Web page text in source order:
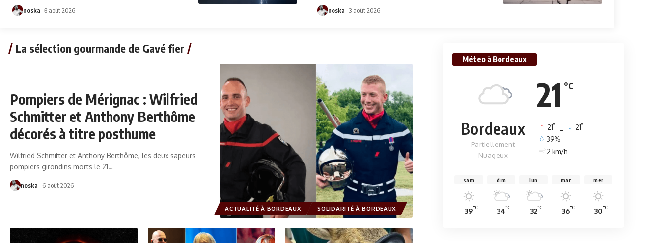
noska 3 août 2026 noska 3 août 2026
La sélection gourmande de Gavé fier
ACTUALITÉ À BORDEAUX SOLIDARITÉ À BORDEAUX
Pompiers de Mérignac : Wilfried
Schmitter et Anthony Berthôme
décorés à titre posthume
Wilfried Schmitter et Anthony Berthôme, les deux sapeurs-
pompiers girondins morts le 21…
noska 6 août 2026
Méteo à Bordeaux
21 °C
Bordeaux
Partiellement
Nuageux
21° 21°
39%
2 km/h
sam
39°C
dim
34°C
lun
32°C
mar
36°C
mer
30°C